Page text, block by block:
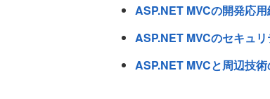
ASP.NET MVCの開発応
ASP.NET MVCのセキュ
ASP.NET MVCと周辺技